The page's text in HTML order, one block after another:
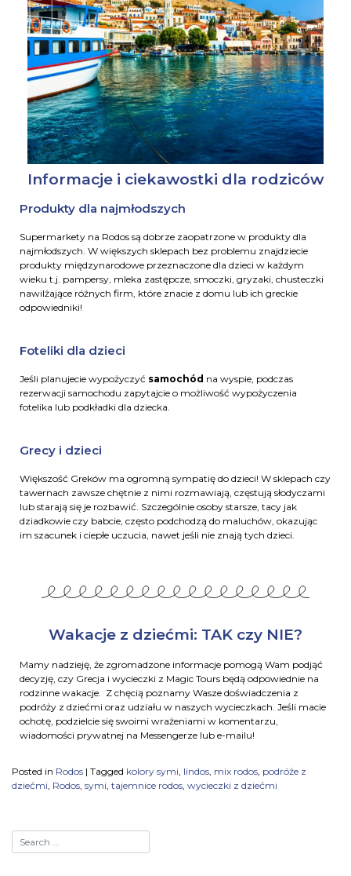
Informacje i ciekawostki dla rodziców
Produkty dla najmłodszych
Supermarkety na Rodos są dobrze zaopatrzone w produkty dla
najmłodszych. W większych sklepach bez problemu znajdziecie
produkty międzynarodowe przeznaczone dla dzieci w każdym
wieku t.j. pampersy, mleka zastępcze, smoczki, gryzaki, chusteczki
nawilżające różnych firm, które znacie z domu lub ich greckie
odpowiedniki!
Foteliki dla dzieci
Jeśli planujecie wypożyczyć samochód na wyspie, podczas
rezerwacji samochodu zapytajcie o możliwość wypożyczenia
fotelika lub podkładki dla dziecka.
Grecy i dzieci
Większość Greków ma ogromną sympatię do dzieci! W sklepach czy
tawernach zawsze chętnie z nimi rozmawiają, częstują słodyczami
lub starają się je rozbawić. Szczególnie osoby starsze, tacy jak
dziadkowie czy babcie, często podchodzą do maluchów, okazując
im szacunek i ciepłe uczucia, nawet jeśli nie znają tych dzieci.
Wakacje z dziećmi: TAK czy NIE?
Mamy nadzieję, że zgromadzone informacje pomogą Wam podjąć
decyzję, czy Grecja i wycieczki z Magic Tours będą odpowiednie na
rodzinne wakacje. Z chęcią poznamy Wasze doświadczenia z
podróży z dziećmi oraz udziału w naszych wycieczkach. Jeśli macie
ochotę, podzielcie się swoimi wrażeniami w komentarzu,
wiadomości prywatnej na Messengerze lub e-mailu!
Posted in Rodos | Tagged kolory symi lindos mix rodos podróże z
dziećmi Rodos symi tajemnice rodos wycieczki z dziećmi